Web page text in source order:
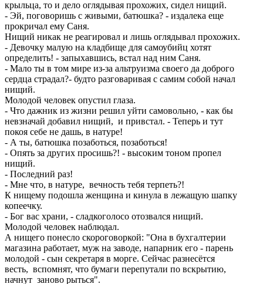
крыльца, то и дело оглядывая прохожих, сидел нищий.
- Эй, поговоришь с живыми, батюшка? - издалека еще
прокричал ему Саня.
Нищий никак не реагировал и лишь оглядывал прохожих.
- Девочку малую на кладбище для самоубийц хотят
определить! - запыхавшись, встал над ним Саня.
- Мало ты в том мире из-за альтруизма своего да доброго
сердца страдал?- будто разговаривая с самим собой начал
нищий.
Молодой человек опустил глаза.
- Что дажник из жизни решил уйти самовольно, - как бы
невзначай добавил нищий, и привстал. - Теперь и тут
покоя себе не дашь, в натуре!
- А ты, батюшка позаботься, позаботься!
- Опять за других просишь?! - высоким тоном пропел
нищий.
- Последний раз!
- Мне что, в натуре, вечность тебя терпеть?!
К нищему подошла женщина и кинула в лежащую шапку
копеечку.
- Бог вас храни, - сладкоголосо отозвался нищий.
Молодой человек наблюдал.
А нищего понесло скороговоркой: "Она в бухгалтерии
магазина работает, муж на заводе, напарник его - парень
молодой - сын секретаря в морге. Сейчас разнесётся
весть, вспомнят, что бумаги перепутали по вскрытию,
начнут заново рыться".